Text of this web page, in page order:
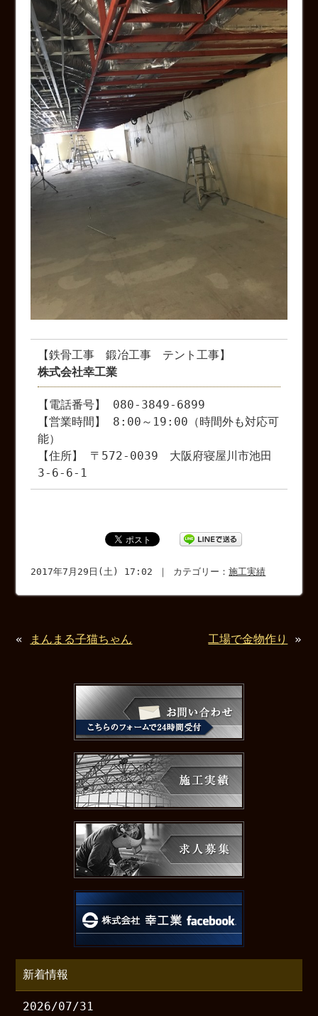
【鉄骨工事 鍛冶工事 テント工事】
株式会社幸工業
【電話番号】 080-3849-6899
【営業時間】 8:00～19:00（時間外も対応可
能）
【住所】 〒572-0039 大阪府寝屋川市池田
3-6-6-1
2017年7月29日(土) 17:02 ｜ カテゴリー：施工実績
« まんまる子猫ちゃん 工場で金物作り »
新着情報
2026/07/31